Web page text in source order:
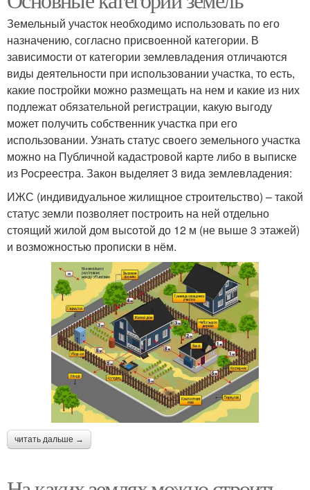
Земельный участок необходимо использовать по его
назначению, согласно присвоенной категории. В
зависимости от категории землевладения отличаются
виды деятельности при использовании участка, то есть,
какие постройки можно размещать на нем и какие из них
подлежат обязательной регистрации, какую выгоду
может получить собственник участка при его
использовании. Узнать статус своего земельного участка
можно на Публичной кадастровой карте либо в выписке
из Росреестра. Закон выделяет 3 вида землевладения:
ИЖС (индивидуальное жилищное строительство) – такой
статус земли позволяет построить на ней отдельно
стоящий жилой дом высотой до 12 м (не выше 3 этажей)
и возможностью прописки в нём.
читать дальше →